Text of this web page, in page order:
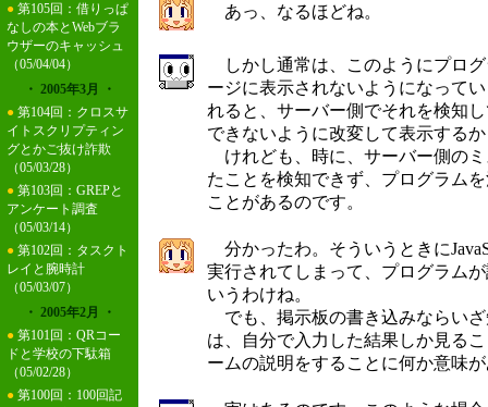
● 第105回：借りっぱ
なしの本とWebブラ
ウザーのキャッシュ
（05/04/04）
・ 2005年3月 ・
● 第104回：クロスサ
イトスクリプティン
グとかご抜け詐欺
（05/03/28）
● 第103回：GREPと
アンケート調査
（05/03/14）
● 第102回：タスクト
レイと腕時計
（05/03/07）
・ 2005年2月 ・
● 第101回：QRコー
ドと学校の下駄箱
（05/02/28）
● 第100回：100回記
あっ、なるほどね。
しかし通常は、このようにプロ
ージに表示されないようになって
れると、サーバー側でそれを検知
できないように改変して表示する
けれども、時に、サーバー側の
たことを検知できず、プログラム
ことがあるのです。
分かったわ。そういうときに
実行されてしまって、プログラム
いうわけね。
でも、掲示板の書き込みならい
は、自分で入力した結果しか見る
ームの説明をすることに何か意味